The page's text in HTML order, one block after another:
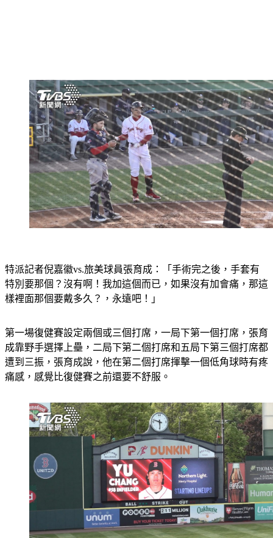
特別要那個？沒有啊！我加這個而已，如果沒有加會痛，那這
樣裡面那個要戴多久？，永遠吧！」
成靠野手選擇上壘，二局下第二個打席和五局下第三個打席都
遭到三振，張育成說，他在第二個打席揮擊一個低角球時有疼
痛感，感覺比復健賽之前還要不舒服。